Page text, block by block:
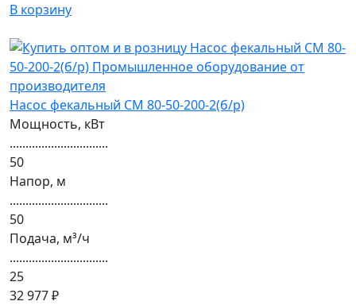
В корзину
Насос фекальный СМ 80-50-200-2(б/р)
Мощность, кВт
...............................
50
Напор, м
...............................
50
Подача, м³/ч
...............................
25
32 977 ₽